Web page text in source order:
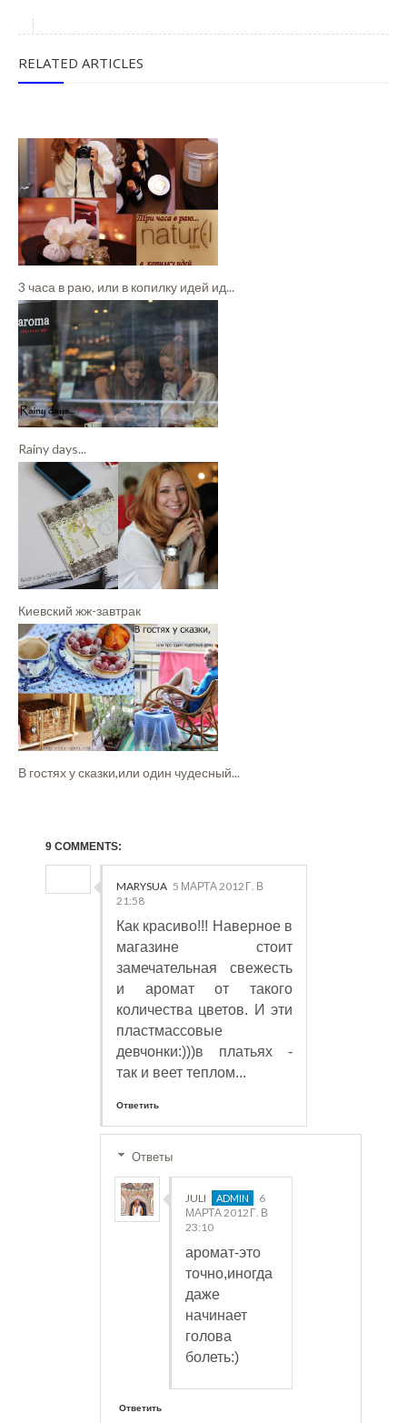
RELATED ARTICLES
3 часа в раю, или в копилку идей ид...
Rainy days...
Киевский жж-завтрак
В гостях у сказки,или один чудесный...
9 COMMENTS:
MARYSUA 5 МАРТА 2012 Г. В
21:58
Как красиво!!! Наверное в
магазине стоит
замечательная свежесть
и аромат от такого
количества цветов. И эти
пластмассовые
девчонки:)))в платьях -
так и веет теплом...
Ответить
Ответы
JULI
6
МАРТА 2012 Г. В
23:10
аромат-это
точно,иногда
даже
начинает
голова
болеть:)
Ответить